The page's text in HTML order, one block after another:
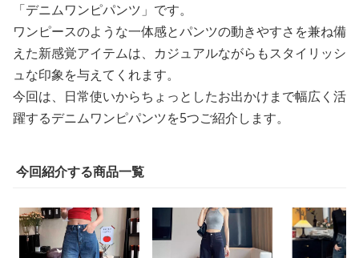
「デニムワンピパンツ」です。
ワンピースのような一体感とパンツの動きやすさを兼ね備
えた新感覚アイテムは、カジュアルながらもスタイリッシ
ュな印象を与えてくれます。
今回は、日常使いからちょっとしたお出かけまで幅広く活
躍するデニムワンピパンツを5つご紹介します。
今回紹介する商品一覧